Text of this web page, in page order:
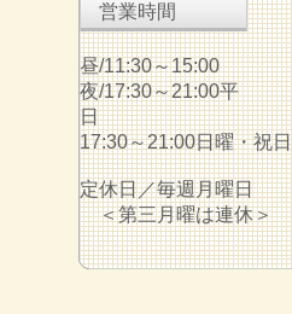
営業時間
昼/11:30～15:00
夜/17:30～21:00平
日
17:30～21:00日曜・祝日
定休日／毎週月曜日
＜第三月曜は連休＞